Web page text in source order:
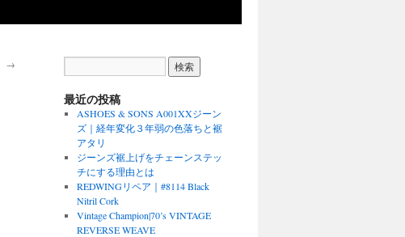
→
最近の投稿
ASHOES & SONS A001XXジーン
ズ｜経年変化３年弱の色落ちと裾
アタリ
ジーンズ裾上げをチェーンステッ
チにする理由とは
REDWINGリペア｜#8114 Black
Nitril Cork
Vintage Champion|70’s VINTAGE
REVERSE WEAVE